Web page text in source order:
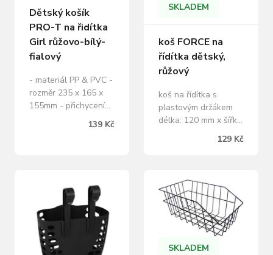
Dětský košík
PRO-T na řidítka
Girl růžovo-bílý-
fialový
- materiál PP & PVC -
rozměr 235 x 165 x
155mm - přichycení
na řidítka pomocí
pásků,které jsou
139 Kč
SKLADEM
koš FORCE na
řídítka dětský,
růžový
koš na řídítka s
plastovým držákem
délka: 120 mm x šířka:
190 mm x výška: 145
hmotnost: 186 g
129 Kč
SKLADEM